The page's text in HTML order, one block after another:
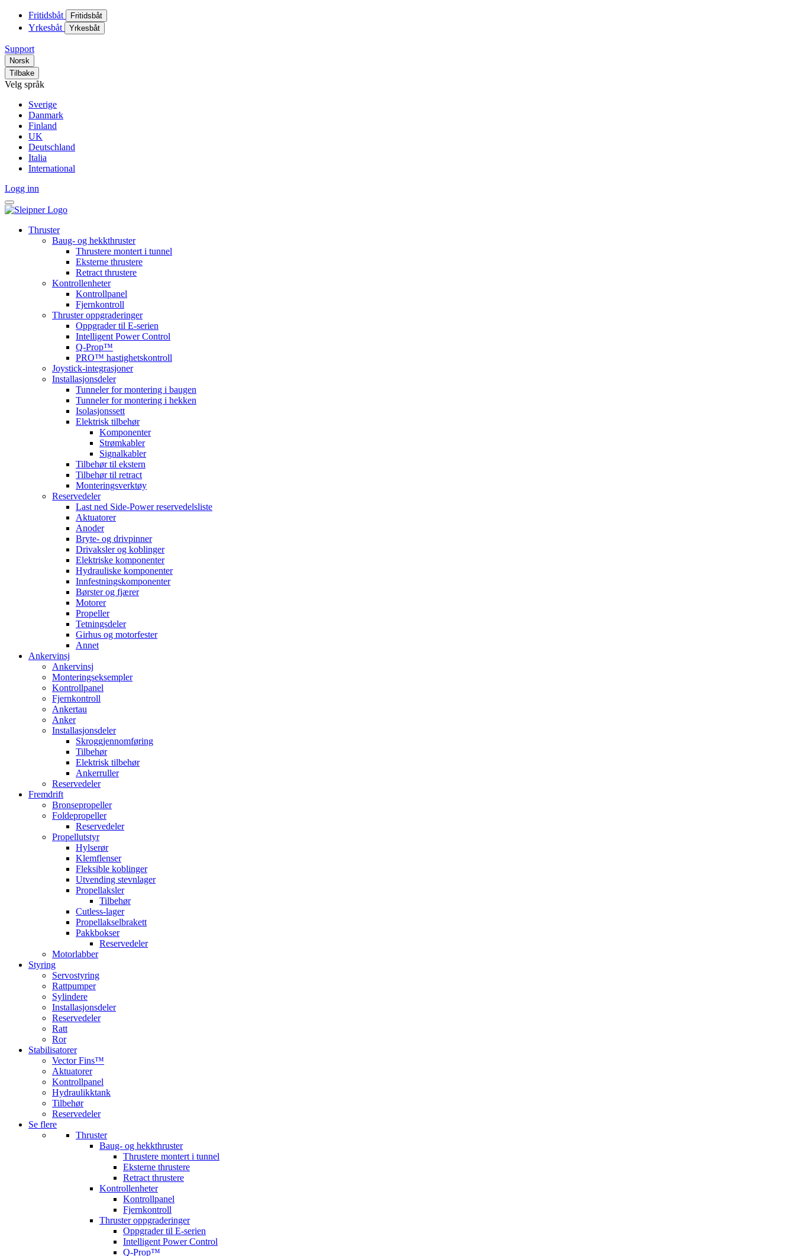
Fritidsbåt Fritidsbåt
Yrkesbåt Yrkesbåt
Support
Norsk
Tilbake
Velg språk
Sverige
Danmark
Finland
UK
Deutschland
Italia
International
Logg inn
Thruster
Baug- og hekkthruster
Thrustere montert i tunnel
Eksterne thrustere
Retract thrustere
Kontrollenheter
Kontrollpanel
Fjernkontroll
Thruster oppgraderinger
Oppgrader til E-serien
Intelligent Power Control
Q-Prop™
PRO™ hastighetskontroll
Joystick-integrasjoner
Installasjonsdeler
Tunneler for montering i baugen
Tunneler for montering i hekken
Isolasjonssett
Elektrisk tilbehør
Komponenter
Strømkabler
Signalkabler
Tilbehør til ekstern
Tilbehør til retract
Monteringsverktøy
Reservedeler
Last ned Side-Power reservedelsliste
Aktuatorer
Anoder
Bryte- og drivpinner
Drivaksler og koblinger
Elektriske komponenter
Hydrauliske komponenter
Innfestningskomponenter
Børster og fjærer
Motorer
Propeller
Tetningsdeler
Girhus og motorfester
Annet
Ankervinsj
Ankervinsj
Monteringseksempler
Kontrollpanel
Fjernkontroll
Ankertau
Anker
Installasjonsdeler
Skroggjennomføring
Tilbehør
Elektrisk tilbehør
Ankerruller
Reservedeler
Fremdrift
Bronsepropeller
Foldepropeller
Reservedeler
Propellutstyr
Hylserør
Klemflenser
Fleksible koblinger
Utvending stevnlager
Propellaksler
Tilbehør
Cutless-lager
Propellakselbrakett
Pakkbokser
Reservedeler
Motorlabber
Styring
Servostyring
Rattpumper
Sylindere
Installasjonsdeler
Reservedeler
Ratt
Ror
Stabilisatorer
Vector Fins™
Aktuatorer
Kontrollpanel
Hydraulikktank
Tilbehør
Reservedeler
Se flere
Thruster
Baug- og hekkthruster
Thrustere montert i tunnel
Eksterne thrustere
Retract thrustere
Kontrollenheter
Kontrollpanel
Fjernkontroll
Thruster oppgraderinger
Oppgrader til E-serien
Intelligent Power Control
Q-Prop™